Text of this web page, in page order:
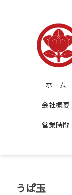
ホーム
会社概要
営業時間
うば玉